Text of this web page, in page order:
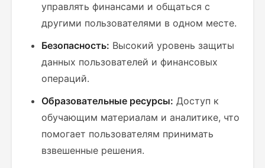
управлять финансами и общаться с
другими пользователями в одном месте.
Безопасность: Высокий уровень защиты
данных пользователей и финансовых
операций.
Образовательные ресурсы: Доступ к
обучающим материалам и аналитике, что
помогает пользователям принимать
взвешенные решения.